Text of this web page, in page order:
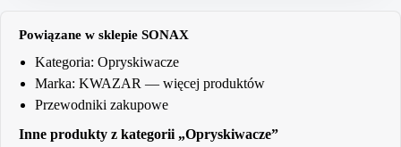
Powiązane w sklepie SONAX
Kategoria: Opryskiwacze
Marka: KWAZAR — więcej produktów
Przewodniki zakupowe
Inne produkty z kategorii „Opryskiwacze”